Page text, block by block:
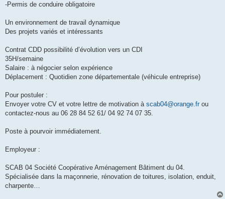
-Permis de conduire obligatoire
Un environnement de travail dynamique
Des projets variés et intéressants
Contrat CDD possibilité d’évolution vers un CDI
35H/semaine
Salaire : à négocier selon expérience
Déplacement : Quotidien zone départementale (véhicule entreprise)
Pour postuler :
Envoyer votre CV et votre lettre de motivation à scab04@orange.fr ou
contactez-nous au 06 28 84 52 61/ 04 92 74 07 35.
Poste à pourvoir immédiatement.
Employeur :
SCAB 04 Société Coopérative Aménagement Bâtiment du 04.
Spécialisée dans la maçonnerie, rénovation de toitures, isolation, enduit,
charpente…